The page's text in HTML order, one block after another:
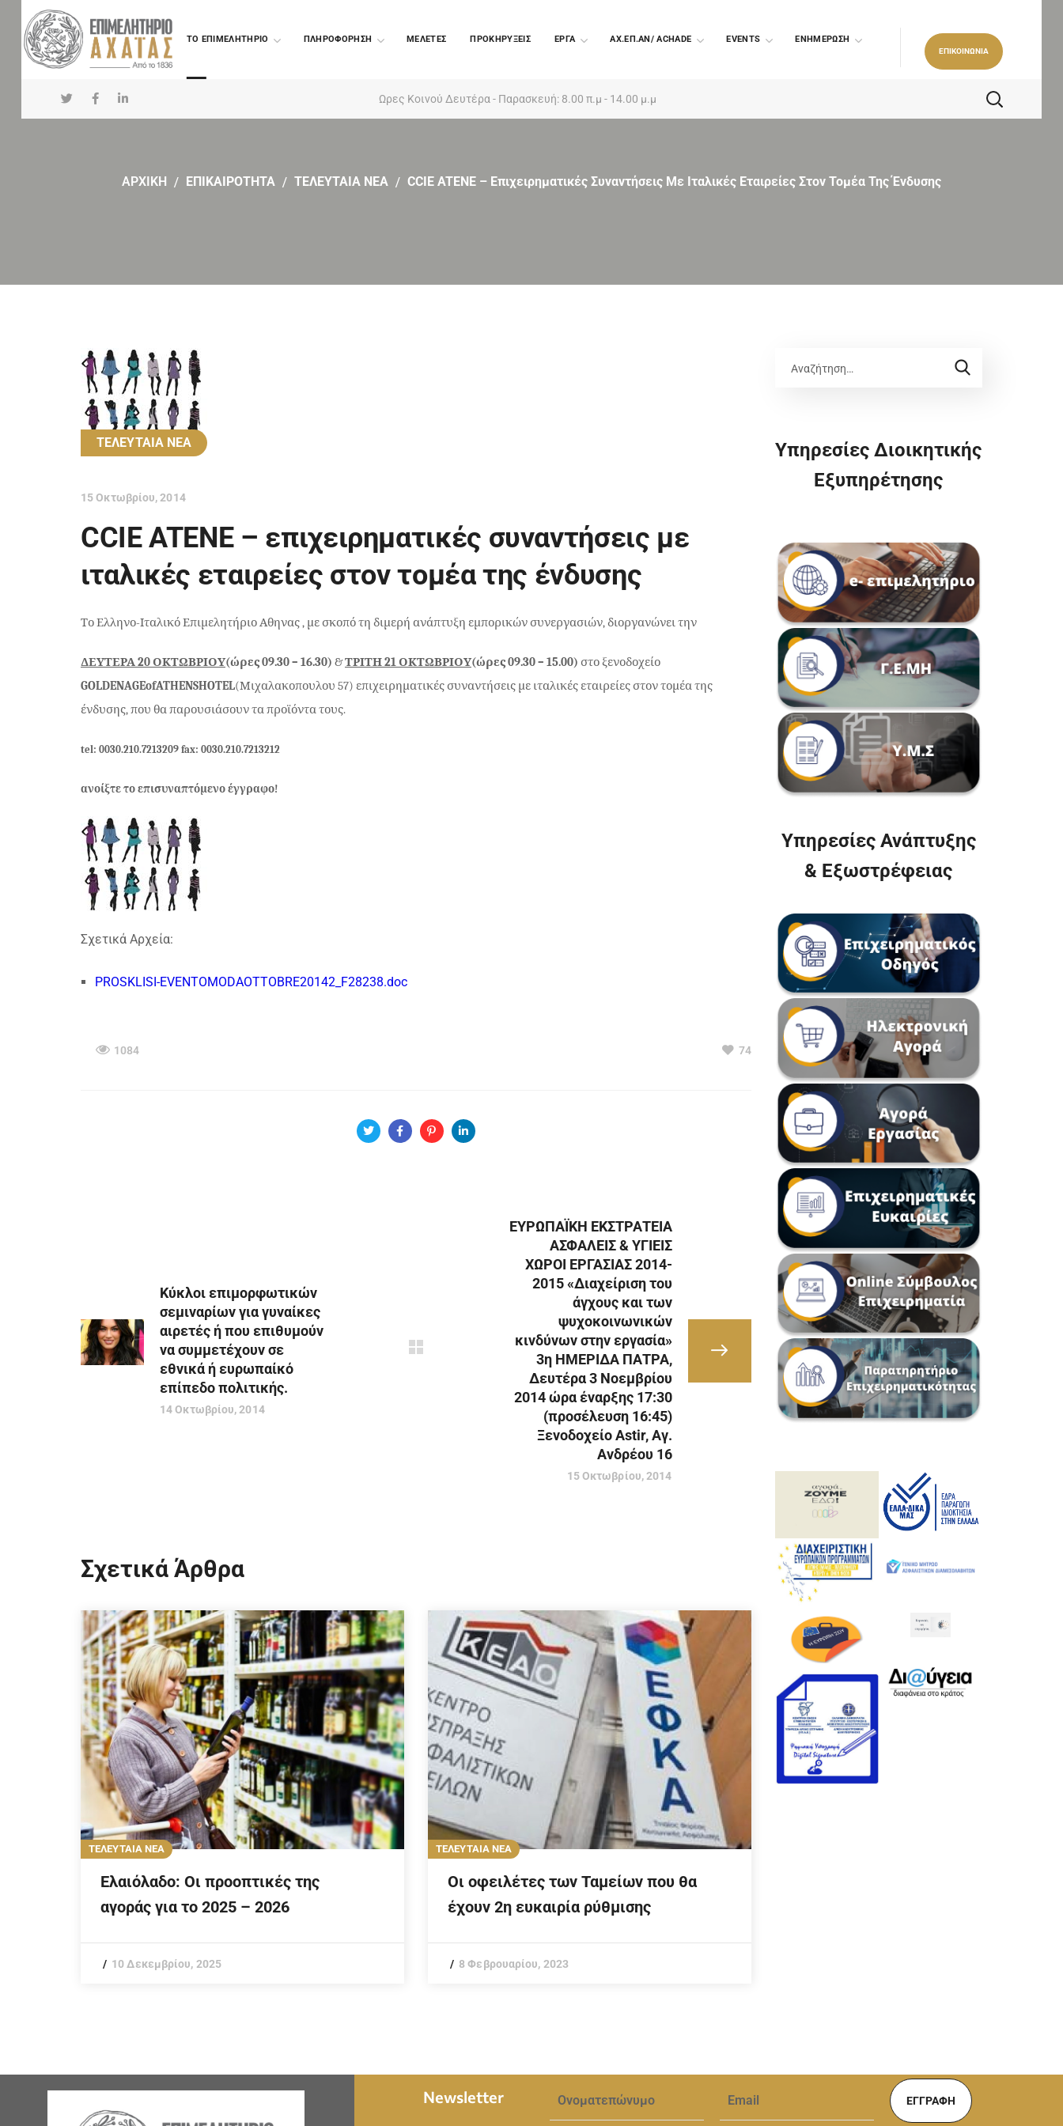
TO ΕΠΙΜΕΛΗΤΗΡΙΟ ΠΛΗΡΟΦΟΡΗΣΗ ΜΕΛΕΤΕΣ ΠΡΟΚΗΡΥΞΕΙΣ EΡΓΑ ΑΧ.ΕΠ.ΑΝ/ ACHADE EVENTS ΕΝΗΜΕΡΩΣΗ
ΕΠΙΚΟΙΝΩΝΙΑ
Ωρες Κοινού Δευτέρα - Παρασκευή: 8.00 π.μ - 14.00 μ.μ
ΑΡΧΙΚΗ ΕΠΙΚΑΙΡΟΤΗΤΑ ΤΕΛΕΥΤΑΙΑ ΝΕΑ CCIE ATENE – Επιχειρηματικές Συναντήσεις Με Ιταλικές Εταιρείες Στον Τομέα Της Ένδυσης
ΤΕΛΕΥΤΑΙΑ ΝΕΑ
15 Οκτωβρίου, 2014
CCIE ATENE – επιχειρηματικές συναντήσεις με
ιταλικές εταιρείες στον τομέα της ένδυσης
Το Ελληνο-Ιταλικό Επιμελητήριο Αθηνας , με σκοπό τη διμερή ανάπτυξη εμπορικών συνεργασιών, διοργανώνει την
ΔΕΥΤΕΡΑ 20 ΟΚΤΩΒΡΙΟΥ(ώρες 09.30 – 16.30) &ΤΡΙΤΗ 21 ΟΚΤΩΒΡΙΟΥ(ώρες 09.30 – 15.00) στο ξενοδοχείο
GOLDENAGEofATHENSHOTEL(Μιχαλακοπουλου 57) επιχειρηματικές συναντήσεις με ιταλικές εταιρείες στον τομέα της
ένδυσης, που θα παρουσιάσουν τα προϊόντα τους.
tel: 0030.210.7213209 fax: 0030.210.7213212
ανοίξτε το επισυναπτόμενο έγγραφο!
Σχετικά Αρχεία:
PROSKLISI-EVENTOMODAOTTOBRE20142_F28238.doc
1084 74
Κύκλοι επιμορφωτικών
σεμιναρίων για γυναίκες
αιρετές ή που επιθυμούν
να συμμετέχουν σε
εθνικά ή ευρωπαίκό
επίπεδο πολιτικής.
14 Οκτωβρίου, 2014
ΕΥΡΩΠΑΪΚΗ ΕΚΣΤΡΑΤΕΙΑ
ΑΣΦΑΛΕΙΣ & ΥΓΙΕΙΣ
ΧΩΡΟΙ ΕΡΓΑΣΙΑΣ 2014-
2015 «Διαχείριση του
άγχους και των
ψυχοκοινωνικών
κινδύνων στην εργασία»
3η ΗΜΕΡΙΔΑ ΠΑΤΡΑ,
Δευτέρα 3 Νοεμβρίου
2014 ώρα έναρξης 17:30
(προσέλευση 16:45)
Ξενοδοχείο Astir, Αγ.
Ανδρέου 16
15 Οκτωβρίου, 2014
Σχετικά Άρθρα
ΤΕΛΕΥΤΑΙΑ ΝΕΑ
Ελαιόλαδο: Οι προοπτικές της
αγοράς για το 2025 – 2026
10 Δεκεμβρίου, 2025
ΤΕΛΕΥΤΑΙΑ ΝΕΑ
Οι οφειλέτες των Ταμείων που θα
έχουν 2η ευκαιρία ρύθμισης
8 Φεβρουαρίου, 2023
Υπηρεσίες Διοικητικής
Εξυπηρέτησης
Υπηρεσίες Ανάπτυξης
& Εξωστρέφειας
Newsletter ΕΓΓΡΑΦΉ